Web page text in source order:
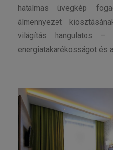
hatalmas üvegkép
álmennyezet
világítás hangulatos
energiatakarékosságot és